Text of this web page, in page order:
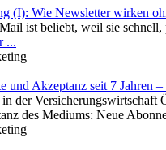
(I): Wie Newsletter wirken
ist beliebt, weil sie
...
und Akzeptanz seit 7 Jahren
der Versicherungswirtschaft
des Mediums: Neue